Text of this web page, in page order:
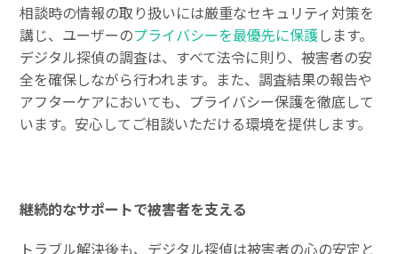
相談時の情報の取り扱いには厳重なセキュリティ対策を
講じ、ユーザーのプライバシーを最優先に保護します。
デジタル探偵の調査は、すべて法令に則り、被害者の安
全を確保しながら行われます。また、調査結果の報告や
アフターケアにおいても、プライバシー保護を徹底して
います。安心してご相談いただける環境を提供します。
継続的なサポートで被害者を支える
トラブル解決後も、デジタル探偵は被害者の心の安定と